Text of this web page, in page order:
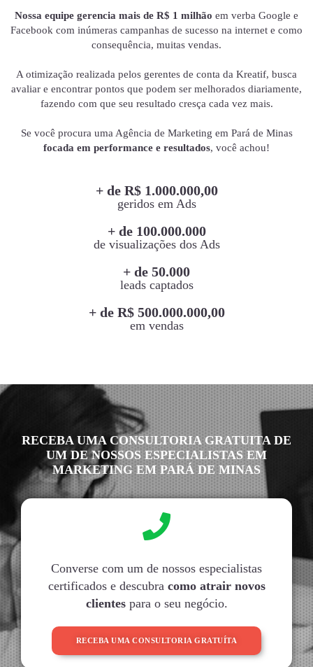
Nossa equipe gerencia mais de R$ 1 milhão em verba Google e
Facebook com inúmeras campanhas de sucesso na internet e como
consequência, muitas vendas.
A otimização realizada pelos gerentes de conta da Kreatif, busca
avaliar e encontrar pontos que podem ser melhorados diariamente,
fazendo com que seu resultado cresça cada vez mais.
Se você procura uma Agência de Marketing em Pará de Minas
focada em performance e resultados, você achou!
+ de R$ 1.000.000,00
geridos em Ads
+ de 100.000.000
de visualizações dos Ads
+ de 50.000
leads captados
+ de R$ 500.000.000,00
em vendas
RECEBA UMA CONSULTORIA GRATUITA DE
UM DE NOSSOS ESPECIALISTAS EM
MARKETING EM PARÁ DE MINAS
Converse com um de nossos especialistas
certificados e descubra como atrair novos
clientespara o seu negócio.
RECEBA UMA CONSULTORIA GRATUÍTA